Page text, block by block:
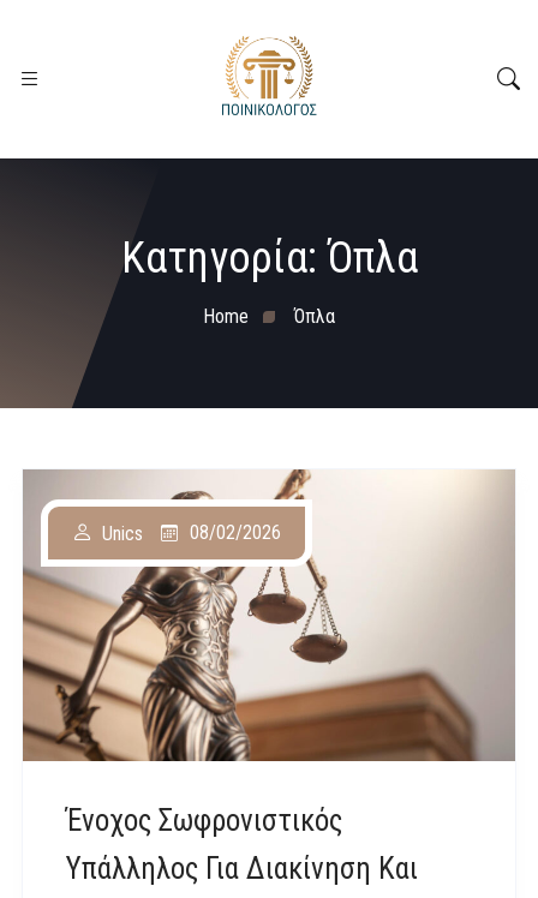
Κατηγορία: Όπλα
Home Όπλα
Ένοχος Σωφρονιστικός
Υπάλληλος Για Διακίνηση Και
Unics 08/02/2026